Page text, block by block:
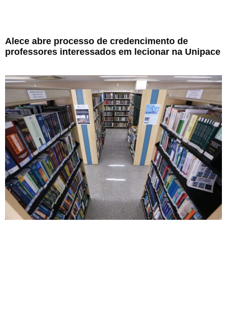
Alece abre processo de credencimento de
professores interessados em lecionar na Unipace